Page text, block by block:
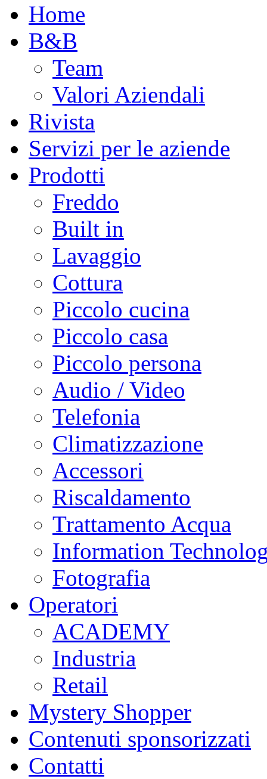
Home
B&B
Team
Valori Aziendali
Rivista
Servizi per le aziende
Prodotti
Freddo
Built in
Lavaggio
Cottura
Piccolo cucina
Piccolo casa
Piccolo persona
Audio / Video
Telefonia
Climatizzazione
Accessori
Riscaldamento
Trattamento Acqua
Information
Fotografia
Operatori
ACADEMY
Industria
Retail
Mystery Shopper
Contenuti sponsorizzati
Contatti